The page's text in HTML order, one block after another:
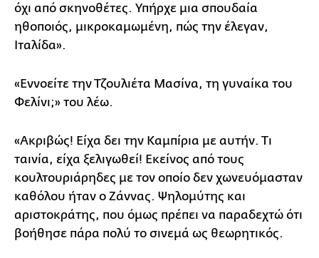
όχι από σκηνοθέτες. Υπήρχε μια σπουδαία
ηθοποιός, μικροκαμωμένη, πώς την έλεγαν,
Ιταλίδα».
«Εννοείτε την Τζουλιέτα Μασίνα, τη γυναίκα του
Φελίνι;» του λέω.
«Ακριβώς! Είχα δει την Καμπίρια με αυτήν. Τι
ταινία, είχα ξελιγωθεί! Εκείνος από τους
κουλτουριάρηδες με τον οποίο δεν χωνευόμασταν
καθόλου ήταν ο Ζάννας. Ψηλομύτης και
αριστοκράτης, που όμως πρέπει να παραδεχτώ ότι
βοήθησε πάρα πολύ το σινεμά ως θεωρητικός.